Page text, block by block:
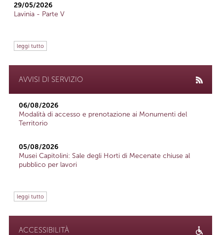
29/05/2026
Lavinia - Parte V
leggi tutto
AVVISI DI SERVIZIO
06/08/2026
Modalità di accesso e prenotazione ai Monumenti del
Territorio
05/08/2026
Musei Capitolini: Sale degli Horti di Mecenate chiuse al
pubblico per lavori
leggi tutto
ACCESSIBILITÀ